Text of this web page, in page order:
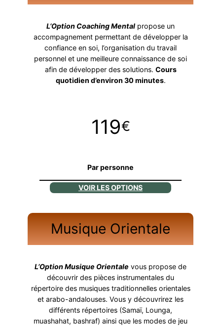
L’Option Coaching Mental propose un
accompagnement permettant de développer la
confiance en soi, l’organisation du travail
personnel et une meilleure connaissance de soi
afin de développer des solutions. Cours
quotidien d’environ 30 minutes.
119€
Par personne
VOIR LES OPTIONS
Musique Orientale
L’Option Musique Orientale vous propose de
découvrir des pièces instrumentales du
répertoire des musiques traditionnelles orientales
et arabo-andalouses. Vous y découvrirez les
différents répertoires (Samaï, Lounga,
muashahat, bashraf) ainsi que les modes de jeu